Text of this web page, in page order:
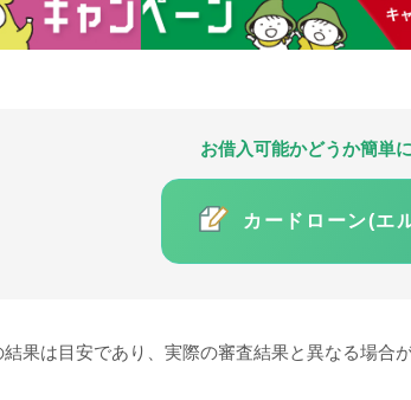
お借入可能かどうか簡単
カードローン(エ
果は目安であり、実際の審査結果と異なる場合